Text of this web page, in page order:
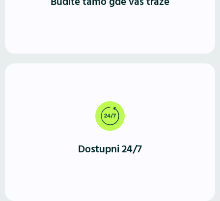
Dostupni 24/7
Za razliku od fizičkog prostora, WordPress sajt radi
neprekidno. Vašu ponudu mogu da istraže u bilo
koje vreme, sa bilo kog uređaja.